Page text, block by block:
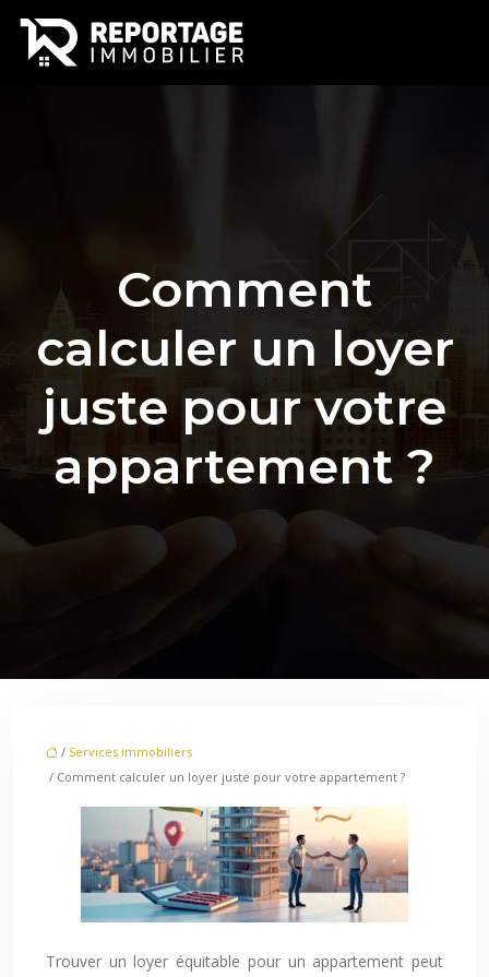
Comment
calculer un loyer
juste pour votre
appartement ?
/ Services immobiliers
/ Comment calculer un loyer juste pour votre appartement ?
Trouver un loyer équitable pour un appartement peut